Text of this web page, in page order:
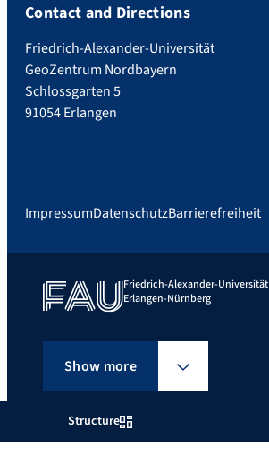
Structure
Contact and Directions
Friedrich-Alexander-Universität
GeoZentrum Nordbayern
Schlossgarten 5
91054 Erlangen
ImpressumDatenschutzBarrierefreiheit
Friedrich-Alexander-Universität
Erlangen-Nürnberg
Show more